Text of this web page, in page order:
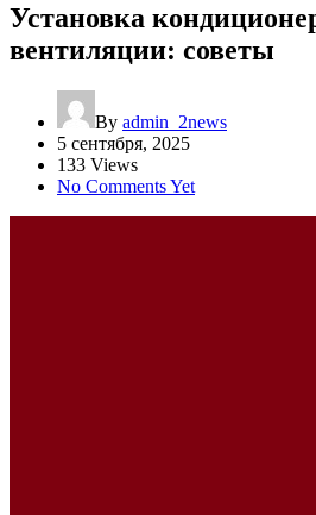
Установка
вентиляции: советы
By admin_2news
5 сентября, 2025
133 Views
No Comments Yet